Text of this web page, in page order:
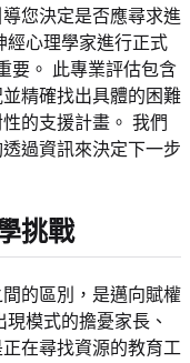
您決定是否應尋求進
經心理學家進行正式
要。 此專業評估包含
精確找出具體的困難
的支援計畫。 我們
過資訊來決定下一步
挑戰
的區別，是邁向賦權
模式的擔憂家長、
在尋找資源的教育工